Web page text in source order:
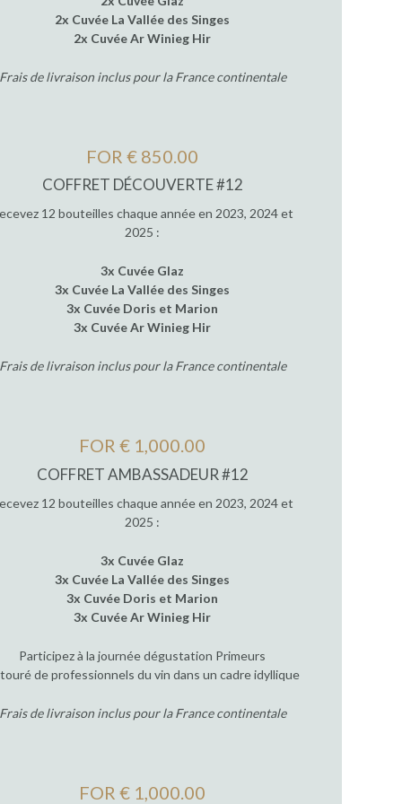
2x Cuvée La Vallée des Singes
2x Cuvée Ar Winieg Hir
de livraison inclus pour la France continentale
FOR € 850.00
COFFRET DÉCOUVERTE #12
12 bouteilles chaque année en 2023, 2024 et
2025 :
3x Cuvée Glaz
3x Cuvée La Vallée des Singes
3x Cuvée Doris et Marion
3x Cuvée Ar Winieg Hir
de livraison inclus pour la France continentale
FOR € 1,000.00
COFFRET AMBASSADEUR #12
12 bouteilles chaque année en 2023, 2024 et
2025 :
3x Cuvée Glaz
3x Cuvée La Vallée des Singes
3x Cuvée Doris et Marion
3x Cuvée Ar Winieg Hir
Participez à la journée dégustation Primeurs
de professionnels du vin dans un cadre idyllique
de livraison inclus pour la France continentale
FOR € 1,000.00